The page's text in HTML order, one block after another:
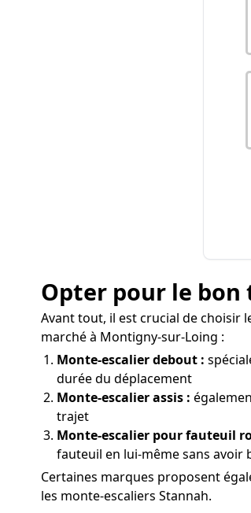
Opter pour le bon
Avant tout, il est crucial de choisir
marché à Montigny-sur-Loing :
Monte-escalier debout :
durée du déplacement
Monte-escalier assis :
trajet
Monte-escalier pour fauteuil
fauteuil en lui-même sans avoir
Certaines marques proposent
les monte-escaliers Stannah.